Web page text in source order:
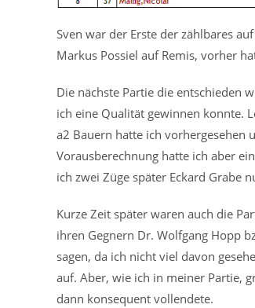
Sven war der Erste der zählbares
Markus Possiel auf Remis, vorher
Die nächste Partie die entschieden
ich eine Qualität gewinnen konnte.
a2 Bauern hatte ich vorhergesehen
Vorausberechnung hatte ich aber
ich zwei Züge später Eckard Grabe
Kurze Zeit später waren auch die
ihren Gegnern Dr. Wolfgang Hopp
sagen, da ich nicht viel davon
auf. Aber, wie ich in meiner Partie,
dann konsequent vollendete.